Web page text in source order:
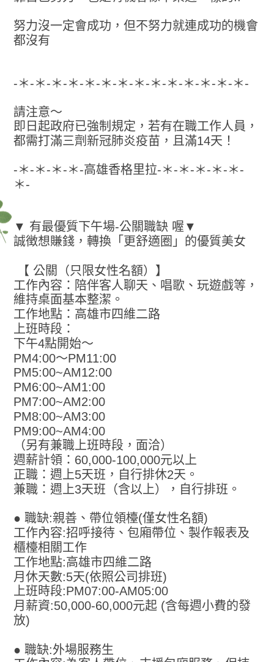
努力沒一定會成功，但不努力就連成功的機會
都沒有
-＊-＊-＊-＊-＊-＊-＊-＊-＊-＊-＊-＊-＊-＊-
請注意～
即日起政府已強制規定，若有在職工作人員，
都需打滿三劑新冠肺炎疫苗，且滿14天！
-＊-＊-＊-＊-高雄香格里拉-＊-＊-＊-＊-＊-
＊-
▼ 有最優質下午場-公關職缺 喔▼
誠徴想賺錢，轉換「更舒適圈」的優質美女
【 公關（只限女性名額）】
工作內容：陪伴客人聊天、唱歌、玩遊戲等，
維持桌面基本整潔。
工作地點：高雄市四維二路
上班時段：
下午4點開始～
PM4:00～PM11:00
PM5:00~AM12:00
PM6:00~AM1:00
PM7:00~AM2:00
PM8:00~AM3:00
PM9:00~AM4:00
（另有兼職上班時段，面洽）
週薪計領：60,000-100,000元以上
正職：週上5天班，自行排休2天。
兼職：週上3天班（含以上），自行排班。
● 職缺:親善、帶位領檯(僅女性名額)
工作內容:招呼接待、包廂帶位、製作報表及
櫃檯相關工作
工作地點:高雄市四維二路
月休天數:5天(依照公司排班)
上班時段:PM07:00-AM05:00
月薪資:50,000-60,000元起 (含每週小費的發
放)
● 職缺:外場服務生